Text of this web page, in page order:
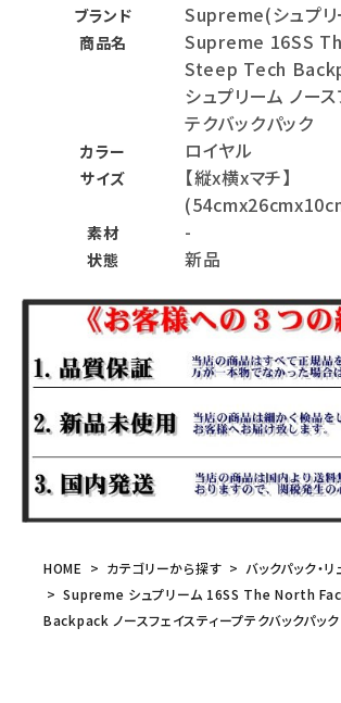
ブランド Supreme(シュプリ
商品名
Supreme 16SS
Steep Tech
シュプリーム ノー
テクバックパック
カラー ロイヤル
サイズ
【縦x横xマチ】
素材 -
状態 新品
HOME カテゴリーから探す
バックパック・リ
Supreme シュプリーム 16SS The North
Backpack ノースフェイスティープテクバックパッ